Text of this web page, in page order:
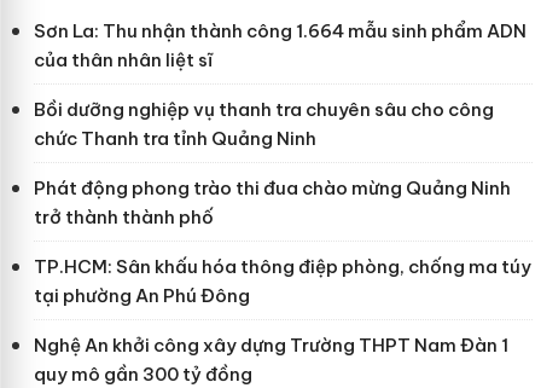
Sơn La: Thu nhận thành công 1.664 mẫu sinh phẩm ADN
của thân nhân liệt sĩ
Bồi dưỡng nghiệp vụ thanh tra chuyên sâu cho công
chức Thanh tra tỉnh Quảng Ninh
Phát động phong trào thi đua chào mừng Quảng Ninh
trở thành thành phố
TP.HCM: Sân khấu hóa thông điệp phòng, chống ma túy
tại phường An Phú Đông
Nghệ An khởi công xây dựng Trường THPT Nam Đàn 1
quy mô gần 300 tỷ đồng